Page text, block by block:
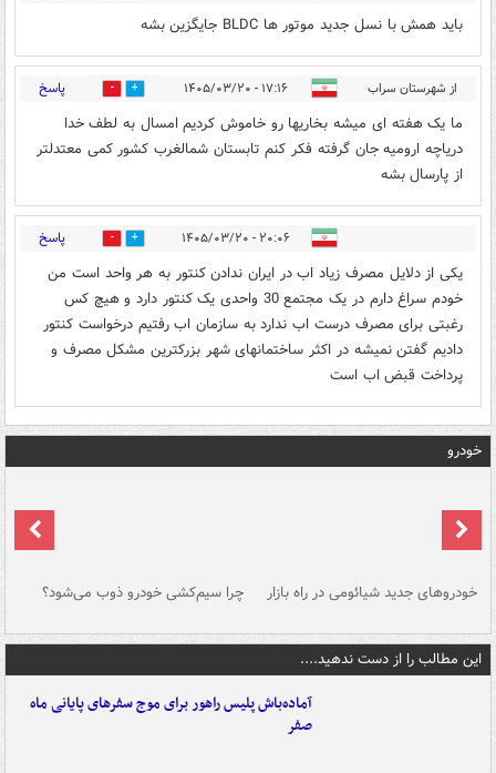
باید همش با نسل جدید موتور ها BLDC جایگزین بشه
از شهرستان سراب ۱۷:۱۶ - ۱۴۰۵/۰۳/۲۰ 0 پاسخ
ما یک هفته ای میشه بخاریها رو خاموش کردیم امسال به لطف خدا
دریاچه ارومیه جان گرفته فکر کنم تابستان شمالغرب کشور کمی معتدلتر
از پارسال بشه
۲۰:۰۶ - ۱۴۰۵/۰۳/۲۰ 0 پاسخ
یکی از دلایل مصرف زیاد اب در ایران ندادن کنتور به هر واحد است من
خودم سراغ دارم در یک مجتمع 30 واحدی یک کنتور دارد و هیچ کس
رغبتی برای مصرف درست اب ندارد به سازمان اب رفتیم درخواست کنتور
دادیم گفتن نمیشه در اکثر ساختمانهای شهر بزرکترین مشکل مصرف و
پرداخت قبض اب است
خودرو
خودروهای جدید شیائومی در راه بازار چرا سیم‌کشی خودرو ذوب می‌شود؟
این مطالب را از دست ندهید....
آماده‌باش پلیس راهور برای موج سفرهای پایانی ماه
صفر